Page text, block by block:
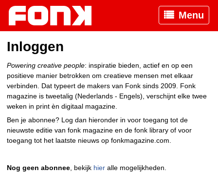
Menu
Inloggen
Powering creative people: inspiratie bieden, actief en op een
positieve manier betrokken om creatieve mensen met elkaar
verbinden. Dat typeert de makers van Fonk sinds 2009. Fonk
magazine is tweetalig (Nederlands - Engels), verschijnt elke twee
weken in print èn digitaal magazine.
Ben je abonnee? Log dan hieronder in voor toegang tot de
nieuwste editie van fonk magazine en de fonk library of voor
toegang tot het laatste nieuws op fonkmagazine.com.
Nog geen abonnee , bekijk hier alle mogelijkheden.